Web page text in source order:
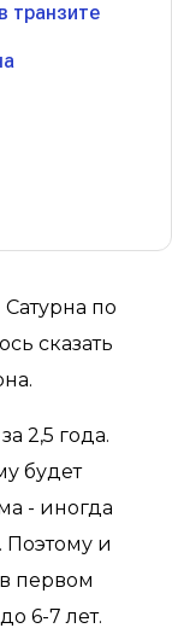
транзите
по
сказать
2,5 года.
будет
- иногда
Поэтому и
первом
6-7 лет.